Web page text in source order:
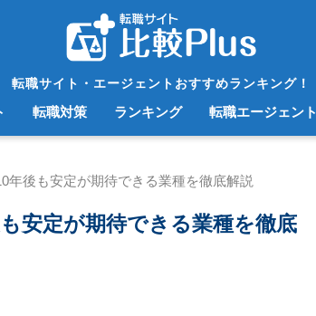
転職サイト・エージェントおすすめランキング！
転職対策 ランキング 転職エージェント
年後も安定が期待できる業種を徹底解説
安定が期待できる業種を徹底